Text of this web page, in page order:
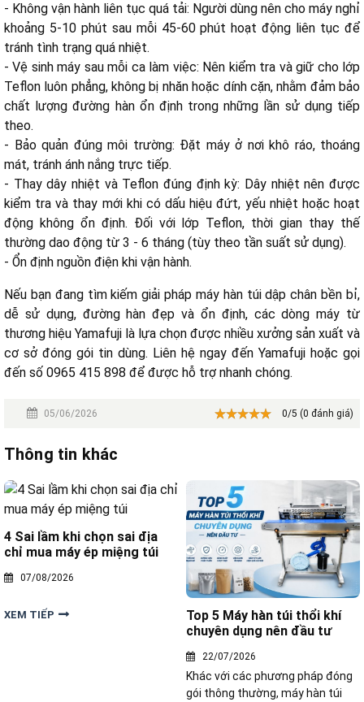
- Không vận hành liên tục quá tải: Người dùng nên cho máy nghỉ
khoảng 5-10 phút sau mỗi 45-60 phút hoạt động liên tục để
tránh tình trạng quá nhiệt.
- Vệ sinh máy sau mỗi ca làm việc: Nên kiểm tra và giữ cho lớp
Teflon luôn phẳng, không bị nhăn hoặc dính cặn, nhằm đảm bảo
chất lượng đường hàn ổn định trong những lần sử dụng tiếp
theo.
- Bảo quản đúng môi trường: Đặt máy ở nơi khô ráo, thoáng
mát, tránh ánh nắng trực tiếp.
- Thay dây nhiệt và Teflon đúng định kỳ: Dây nhiệt nên được
kiểm tra và thay mới khi có dấu hiệu đứt, yếu nhiệt hoặc hoạt
động không ổn định. Đối với lớp Teflon, thời gian thay thế
thường dao động từ 3 - 6 tháng (tùy theo tần suất sử dụng).
- Ổn định nguồn điện khi vận hành.
Nếu bạn đang tìm kiếm giải pháp máy hàn túi dập chân bền bỉ,
dễ sử dụng, đường hàn đẹp và ổn định, các dòng máy từ
thương hiệu Yamafuji là lựa chọn được nhiều xưởng sản xuất và
cơ sở đóng gói tin dùng. Liên hệ ngay đến Yamafuji hoặc gọi
đến số 0965 415 898 để được hỗ trợ nhanh chóng.
05/06/2026 0/5 (0 đánh giá)
Thông tin khác
4 Sai lầm khi chọn sai địa
chỉ mua máy ép miệng túi
07/08/2026
XEM TIẾP
Top 5 Máy hàn túi thổi khí
chuyên dụng nên đầu tư
22/07/2026
Khác với các phương pháp đóng
gói thông thường, máy hàn túi